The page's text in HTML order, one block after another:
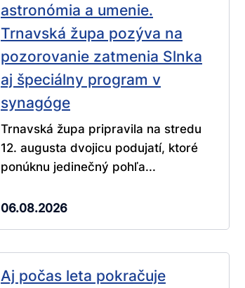
astronómia a umenie.
Trnavská župa pozýva na
pozorovanie zatmenia Slnka
aj špeciálny program v
synagóge
Trnavská župa pripravila na stredu
12. augusta dvojicu podujatí, ktoré
ponúknu jedinečný pohľa...
06.08.2026
Aj počas leta pokračuje